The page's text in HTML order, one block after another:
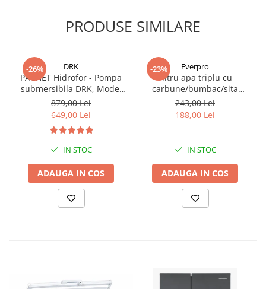
PRODUSE SIMILARE
-26% DRK
PACHET Hidrofor - Pompa
submersibila DRK, Model
4STM4-8, putere 1.8 kW,
debit 5m3/h, 8 turbine +
Presostat electronic DRK,
Model PC-58, 1kW, 220 V, 10
Bar
879,00 Lei
649,00 Lei
IN STOC
ADAUGA IN COS
-23% Everpro
Filtru apa triplu cu
carbune/bumbac/sita
3x3/4"*10
243,00 Lei
188,00 Lei
IN STOC
ADAUGA IN COS